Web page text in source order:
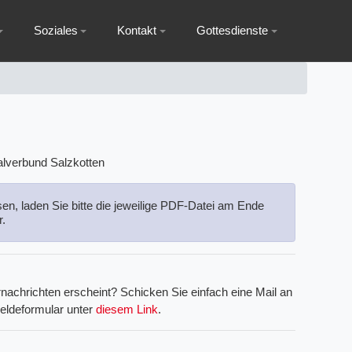
Soziales Kontakt Gottesdienste
laden Sie bitte die jeweilige PDF-Datei am Ende
erscheint? Schicken Sie einfach eine Mail an
unter diesem Link.